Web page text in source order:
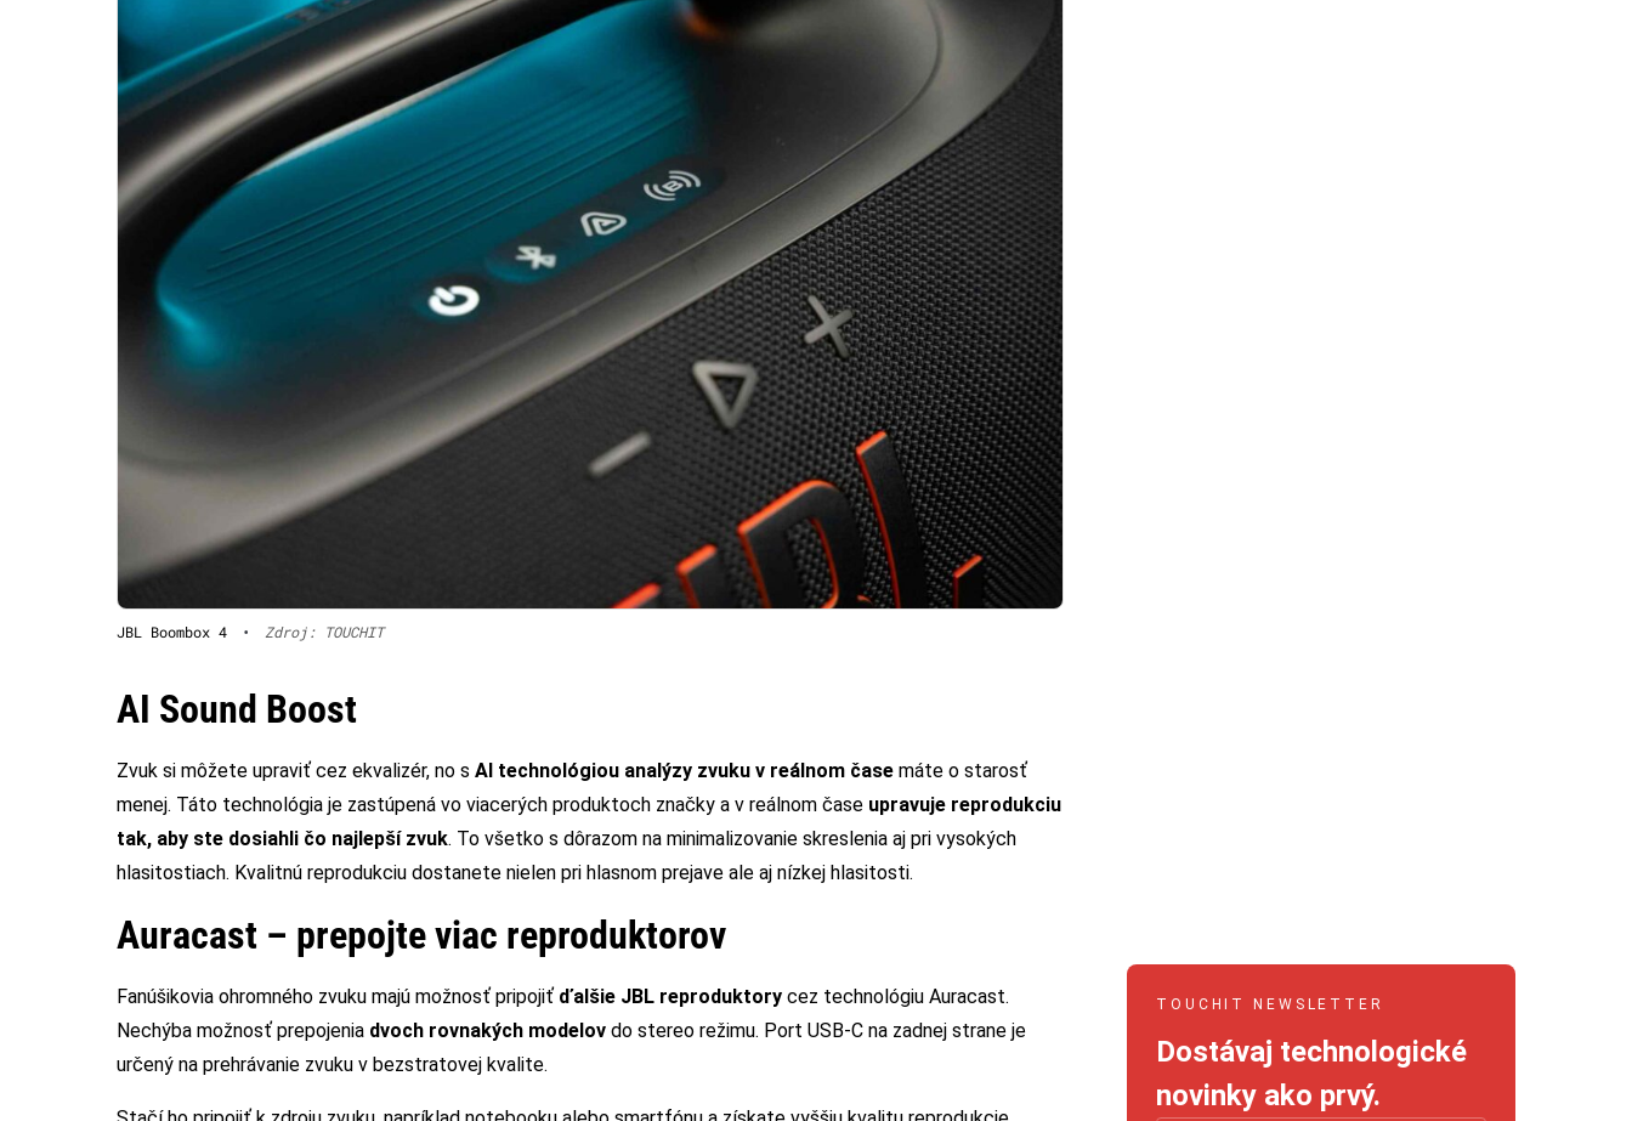
JBL Boombox 4 • Zdroj: TOUCHIT
AI Sound Boost
Zvuk si môžete upraviť cez ekvalizér, no s AI technológiou analýzy zvuku v reálnom čase máte o starosť
menej. Táto technológia je zastúpená vo viacerých produktoch značky a v reálnom čase upravuje reprodukciu
tak, aby ste dosiahli čo najlepší zvuk. To všetko s dôrazom na minimalizovanie skreslenia aj pri vysokých
hlasitostiach. Kvalitnú reprodukciu dostanete nielen pri hlasnom prejave ale aj nízkej hlasitosti.
Auracast – prepojte viac reproduktorov
Fanúšikovia ohromného zvuku majú možnosť pripojiť ďalšie JBL reproduktory cez technológiu Auracast.
Nechýba možnosť prepojenia dvoch rovnakých modelov do stereo režimu. Port USB-C na zadnej strane je
určený na prehrávanie zvuku v bezstratovej kvalite.
TOUCHIT NEWSLETTER
Dostávaj technologické
novinky ako prvý.